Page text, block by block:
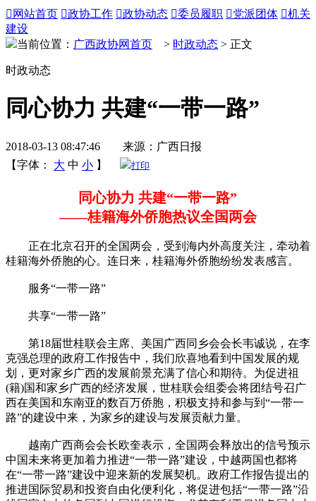
 网站首页 政协工作 政协动态 委员履职 党派团体 机关
建设
当前位置： 广西政协网首页 > 时政动态 > 正文
时政动态
同心协力 共建“一带一路”
2018-03-13 08:47:46 来源：广西日报
【字体：
大 中 小 】 打印
同心协力 共建“一带一路”
——桂籍海外侨胞热议全国两会
正在北京召开的全国两会，受到海内外高度关注，牵动着
桂籍海外侨胞的心。连日来，桂籍海外侨胞纷纷发表感言。
服务“一带一路”
共享“一带一路”
第18届世桂联会主席、美国广西同乡会会长韦诚说，在李
克强总理的政府工作报告中，我们欣喜地看到中国发展的规
划，更对家乡广西的发展前景充满了信心和期待。为促进祖
(籍)国和家乡广西的经济发展，世桂联会组委会将团结号召广
西在美国和东南亚的数百万侨胞，积极支持和参与到“一带一
路”的建设中来，为家乡的建设与发展贡献力量。
越南广西商会会长欧奎表示，全国两会释放出的信号预示
中国未来将更加着力推进“一带一路”建设，中越两国也都将
在“一带一路”建设中迎来新的发展契机。政府工作报告提出的
推进国际贸易和投资自由化便利化，将促进包括“一带一路”沿